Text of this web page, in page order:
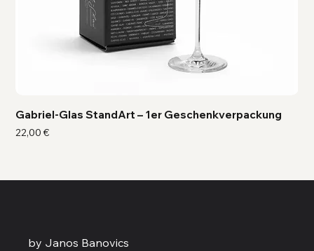
Gabriel-Glas StandArt – 1er Geschenkverpackung
Preis
22,00 €
by Janos Banovics